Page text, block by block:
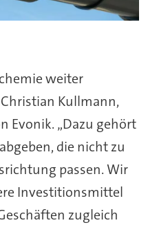
weiter
Kullmann,
Evonik. „Dazu gehört
die nicht zu
passen. Wir
Investitionsmittel
zugleich